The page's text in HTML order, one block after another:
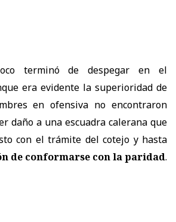
terminó de despegar en el
era evidente la superioridad de
en ofensiva no encontraron
daño a una escuadra calerana que
con el trámite del cotejo y hasta
de conformarse con la paridad.